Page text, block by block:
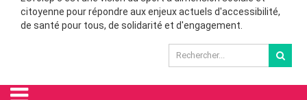
citoyenne pour répondre aux enjeux actuels d'accessibilité,
de santé pour tous, de solidarité et d'engagement.